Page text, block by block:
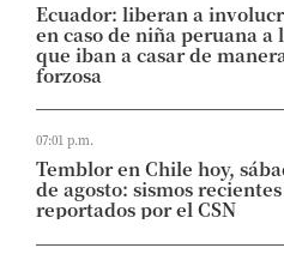
Ecuador: liberan a
en caso de niña peruana a
que iban a casar de
forzosa
07:01 p.m.
Temblor en Chile hoy,
de agosto: sismos recientes
reportados por el CSN